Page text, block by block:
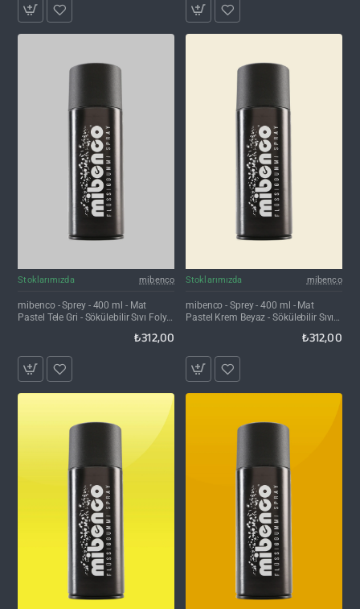
Stoklarımızda mibenco
mibenco - Sprey - 400 ml - Mat
Pastel Tele Gri - Sökülebilir Sıvı Folyo
₺312,00
Stoklarımızda mibenco
mibenco - Sprey - 400 ml - Mat
Pastel Krem Beyaz - Sökülebilir Sıvı
₺312,00